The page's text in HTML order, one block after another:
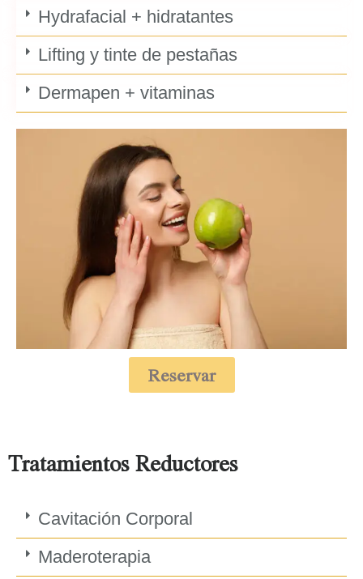
Hydrafacial + hidratantes
Lifting y tinte de pestañas
Dermapen + vitaminas
Reservar
Tratamientos Reductores
Cavitación Corporal
Maderoterapia